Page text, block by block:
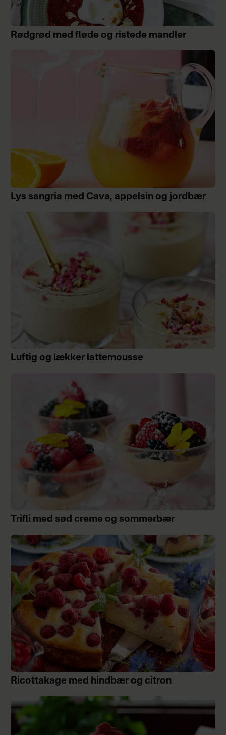
Rødgrød med fløde og ristede mandler
Lys sangria med Cava, appelsin og jordbær
Luftig og lækker lattemousse
Trifli med sød creme og sommerbær
Ricottakage med hindbær og citron